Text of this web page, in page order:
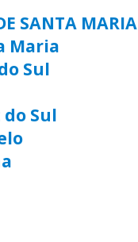
SANTA MARIA
Maria
Sul
do Sul